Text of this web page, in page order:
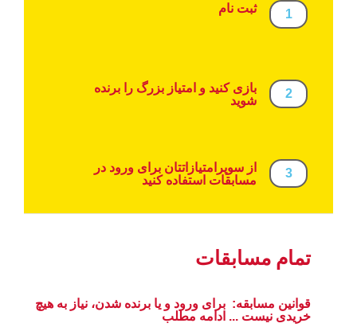
1 ثبت نام
2
بازی کنید و امتیاز بزرگ را برنده
شوید
3
از سوپرامتیازاتتان برای ورود در
مسابقات استفاده کنید
تمام مسابقات
قوانین مسابقه: برای ورود و یا برنده شدن، نیاز به هیچ
خریدی نیست ... ادامه مطلب